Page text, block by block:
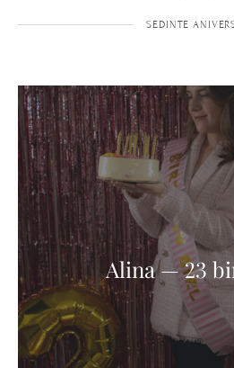
SEDINTE
Alina — 23